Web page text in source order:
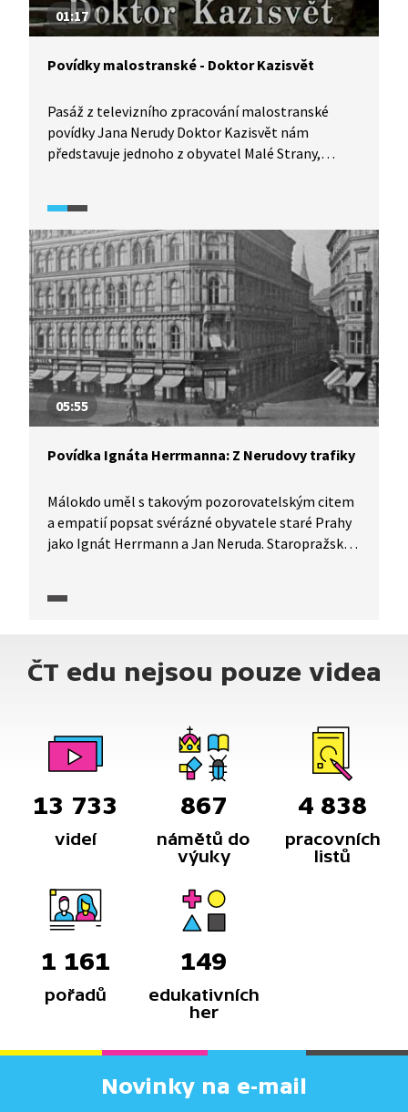
01:17
Povídky malostranské - Doktor Kazisvět
Pasáž z televizního zpracování malostranské
povídky Jana Nerudy Doktor Kazisvět nám
představuje jednoho z obyvatel Malé Strany,
a nepokračoval ve stopách svého otce,
vyhlášeného a oblíbeného lékaře.
05:55
Povídka Ignáta Herrmanna: Z Nerudovy trafiky
Málokdo uměl s takovým pozorovatelským citem
a empatií popsat svérázné obyvatele staré Prahy
jako Ignát Herrmann a Jan Neruda. Staropražskou
o němž netuší, že jde o jejího nejoblíbenějšího
ČT edu nejsou pouze videa
13 733
videí
867
námětů do
výuky
4 838
pracovních
listů
1 161
pořadů
149
edukativních
her
Novinky na e-mail